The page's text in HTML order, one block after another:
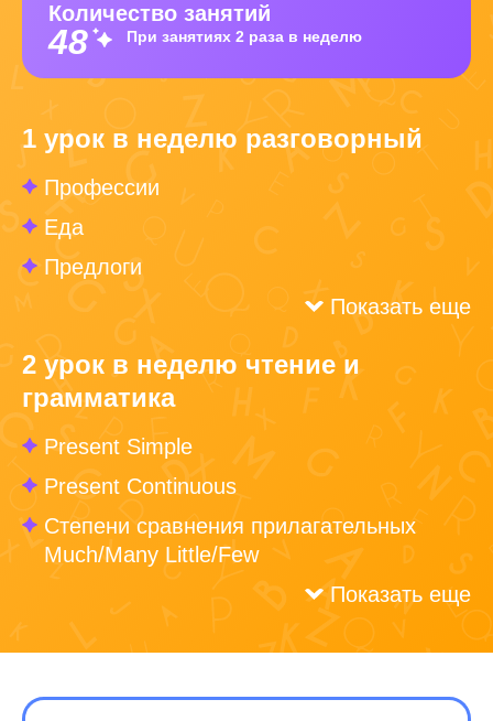
Количество занятий
48 При занятиях 2 раза в неделю
1 урок в неделю разговорный
Профессии
Еда
Предлоги
Показать еще
2 урок в неделю чтение и
грамматика
Present Simple
Present Continuous
Степени сравнения прилагательных
Much/Many Little/Few
Показать еще